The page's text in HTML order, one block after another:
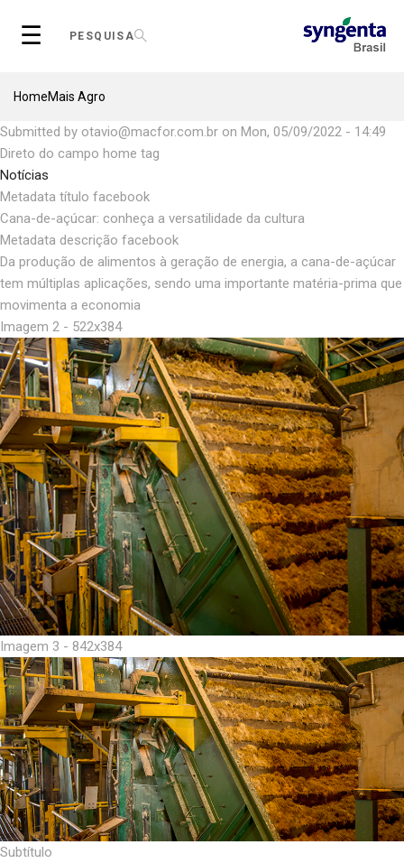
☰ PESQUISA
Breadcrumb
HomeMais Agro
Submitted by otavio@macfor.com.br on Mon, 05/09/2022 - 14:49
Direto do campo home tag
Notícias
Metadata título facebook
Cana-de-açúcar: conheça a versatilidade da cultura
Metadata descrição facebook
Da produção de alimentos à geração de energia, a cana-de-açúcar
tem múltiplas aplicações, sendo uma importante matéria-prima que
movimenta a economia
Imagem 2 - 522x384
Imagem 3 - 842x384
Subtítulo